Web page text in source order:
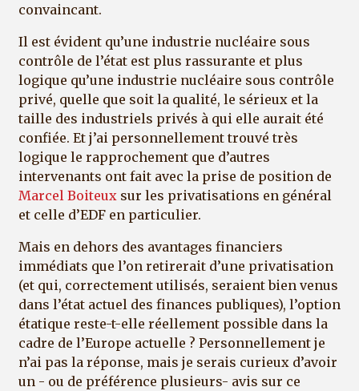
convaincant.
Il est évident qu’une industrie nucléaire sous
contrôle de l’état est plus rassurante et plus
logique qu’une industrie nucléaire sous contrôle
privé, quelle que soit la qualité, le sérieux et la
taille des industriels privés à qui elle aurait été
confiée. Et j’ai personnellement trouvé très
logique le rapprochement que d’autres
intervenants ont fait avec la prise de position de
Marcel Boiteux sur les privatisations en général
et celle d’EDF en particulier.
Mais en dehors des avantages financiers
immédiats que l’on retirerait d’une privatisation
(et qui, correctement utilisés, seraient bien venus
dans l’état actuel des finances publiques), l’option
étatique reste-t-elle réellement possible dans la
cadre de l’Europe actuelle ? Personnellement je
n’ai pas la réponse, mais je serais curieux d’avoir
un - ou de préférence plusieurs- avis sur ce